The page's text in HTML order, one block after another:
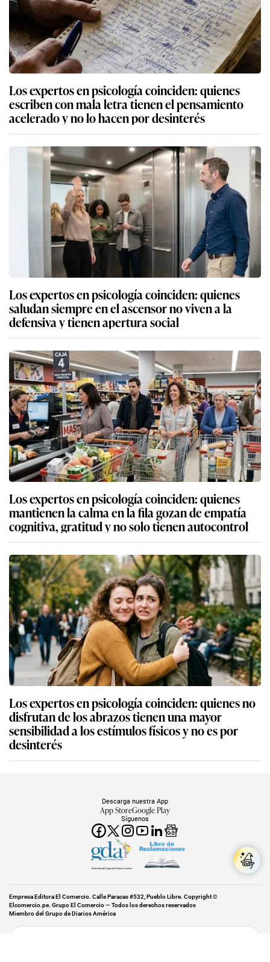
Los expertos en psicología coinciden: quienes
escriben con mala letra tienen el pensamiento
acelerado y no lo hacen por desinterés
Los expertos en psicología coinciden: quienes
saludan siempre en el ascensor no viven a la
defensiva y tienen apertura social
Los expertos en psicología coinciden: quienes
mantienen la calma en la fila gozan de empatía
cognitiva, gratitud y no solo tienen autocontrol
Los expertos en psicología coinciden: quienes no
disfrutan de los abrazos tienen una mayor
sensibilidad a los estímulos físicos y no es por
desinterés
Síguenos
Descarga nuestra App
App StoreGoogle Play
Miembro del Grupo de Diarios América
Empresa Editora El Comercio. Calle Paracas #532, Pueblo Libre. Copyright ©
Elcomercio.pe. Grupo El Comercio — Todos los derechos reservados
Miembro del Grupo de Diarios América